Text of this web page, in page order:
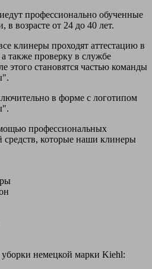
профессионально обученные
возрасте от 24 до 40 лет.
клинеры проходят аттестацию в
также проверку в службе
этого становятся частью команды
в форме с логотипом
профессиональных
средств, которые наши клинеры
уборки немецкой марки Kiehl: